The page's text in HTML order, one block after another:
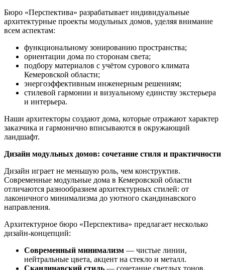
Бюро «Перспектива» разрабатывает индивидуальные
архитектурные проекты модульных домов, уделяя внимание
всем аспектам:
функциональному зонированию пространства;
ориентации дома по сторонам света;
подбору материалов с учётом сурового климата
Кемеровской области;
энергоэффективным инженерным решениям;
стилевой гармонии и визуальному единству экстерьера
и интерьера.
Наши архитекторы создают дома, которые отражают характер
заказчика и гармонично вписываются в окружающий
ландшафт.
Дизайн модульных домов: сочетание стиля и практичности
Дизайн играет не меньшую роль, чем конструктив.
Современные модульные дома в Кемеровской области
отличаются разнообразием архитектурных стилей: от
лаконичного минимализма до уютного скандинавского
направления.
Архитектурное бюро «Перспектива» предлагает несколько
дизайн-концепций:
Современный минимализм — чистые линии,
нейтральные цвета, акцент на стекло и металл.
Скандинавский стиль — сочетание светлых тонов,